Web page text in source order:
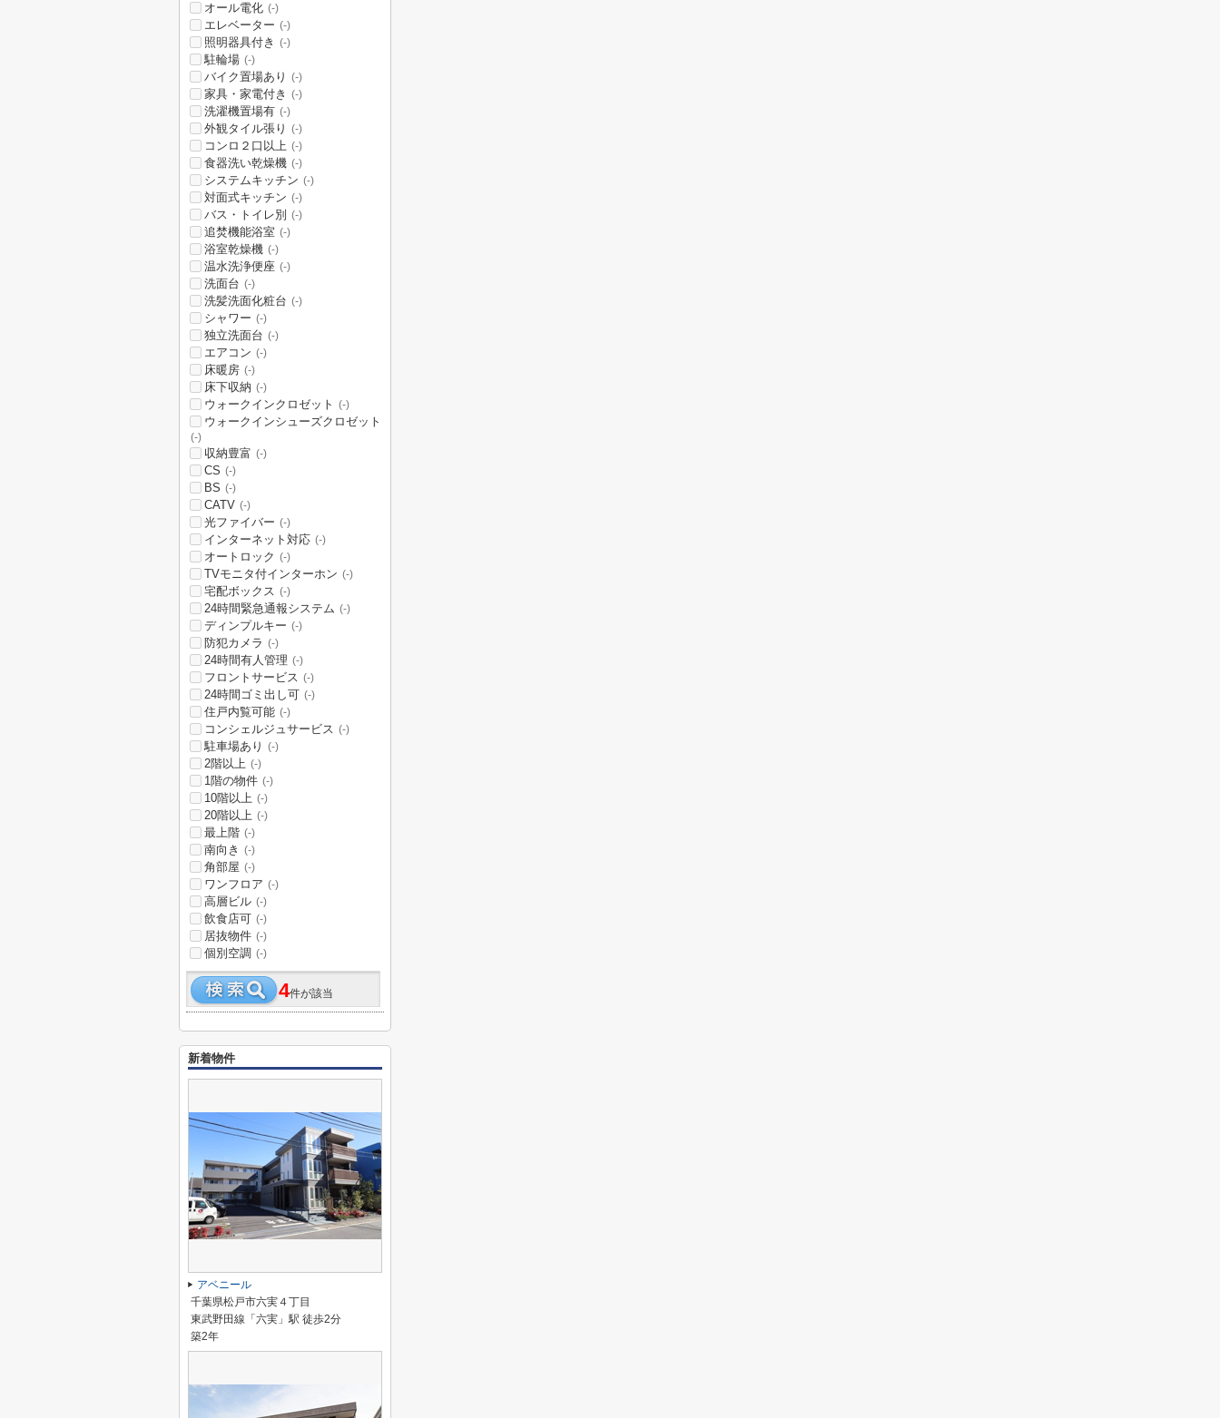
オール電化 (-)
エレベーター (-)
照明器具付き (-)
駐輪場 (-)
バイク置場あり (-)
家具・家電付き (-)
洗濯機置場有 (-)
外観タイル張り (-)
コンロ２口以上 (-)
食器洗い乾燥機 (-)
システムキッチン (-)
対面式キッチン (-)
バス・トイレ別 (-)
追焚機能浴室 (-)
浴室乾燥機 (-)
温水洗浄便座 (-)
洗面台 (-)
洗髪洗面化粧台 (-)
シャワー (-)
独立洗面台 (-)
エアコン (-)
床暖房 (-)
床下収納 (-)
ウォークインクロゼット (-)
ウォークインシューズクロゼット
(-)
収納豊富 (-)
CS (-)
BS (-)
CATV (-)
光ファイバー (-)
インターネット対応 (-)
オートロック (-)
TVモニタ付インターホン (-)
宅配ボックス (-)
24時間緊急通報システム (-)
ディンプルキー (-)
防犯カメラ (-)
24時間有人管理 (-)
フロントサービス (-)
24時間ゴミ出し可 (-)
住戸内覧可能 (-)
コンシェルジュサービス (-)
駐車場あり (-)
2階以上 (-)
1階の物件 (-)
10階以上 (-)
20階以上 (-)
最上階 (-)
南向き (-)
角部屋 (-)
ワンフロア (-)
高層ビル (-)
飲食店可 (-)
居抜物件 (-)
個別空調 (-)
4件が該当
新着物件
アベニール
千葉県松戸市六実４丁目
東武野田線「六実」駅 徒歩2分
築2年